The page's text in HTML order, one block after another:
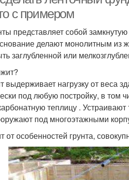
с примером
представляет собой
делают монолитным из
заглубленной или
нагрузку от веса
под любую постройку, в том
теплицу .
под многоэтажными
особенностей грунта,